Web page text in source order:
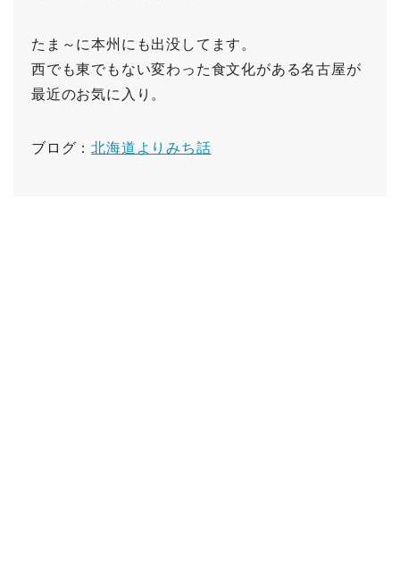
たま～に本州にも出没してます。
西でも東でもない変わった食文化がある名古屋が
最近のお気に入り。
ブログ：北海道よりみち話